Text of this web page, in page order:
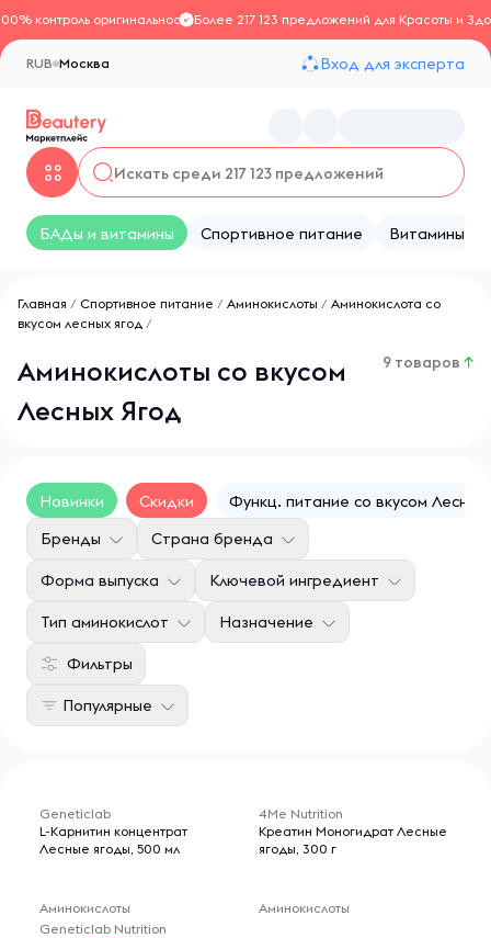
контроль оригинальностиБолее 217 123 предложений для Красоты и
Москва
RUB Вход для эксперта
БАДы и витамины Спортивное питание Витамины
Главная / Спортивное питание / Аминокислоты / Аминокислота со
вкусом лесных ягод /
Аминокислоты со вкусом
Лесных Ягод
9 товаров ↑
Новинки Скидки Функц. питание со вкусом Лесных
Фильтры
Бренды Страна бренда
Форма выпуска Ключевой ингредиент
Тип аминокислот Назначение
Популярные
Geneticlab
L-Карнитин концентрат
Лесные ягоды, 500 мл
Аминокислоты
Geneticlab Nutrition
4Me Nutrition
Креатин Моногидрат Лесные
ягоды, 300 г
Аминокислоты